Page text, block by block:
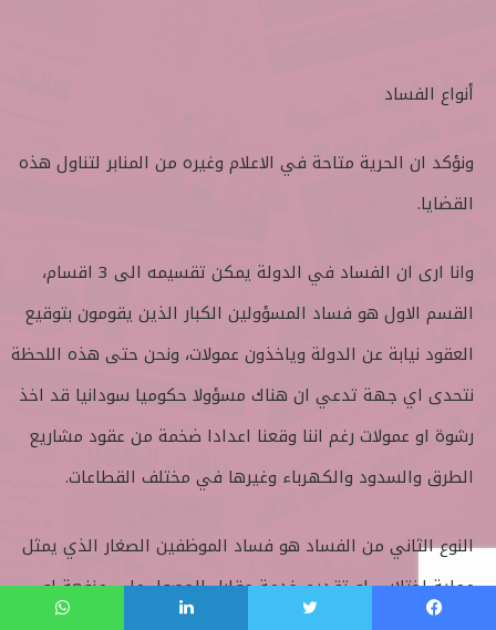
أنواع الفساد
ونؤكد ان الحرية متاحة في الاعلام وغيره من المنابر لتناول هذه
القضايا.
وانا ارى ان الفساد في الدولة يمكن تقسيمه الى 3 اقسام،
القسم الاول هو فساد المسؤولين الكبار الذين يقومون بتوقيع
العقود نيابة عن الدولة وياخذون عمولات، ونحن حتى هذه اللحظة
نتحدى اي جهة تدعي ان هناك مسؤولا حكوميا سودانيا قد اخذ
رشوة او عمولات رغم اننا وقعنا اعدادا ضخمة من عقود مشاريع
الطرق والسدود والكهرباء وغيرها في مختلف القطاعات.
النوع الثاني من الفساد هو فساد الموظفين الصغار الذي يمثل
عملية اختلاس او تقديم خدمة مقابل الحصول على منفعة او